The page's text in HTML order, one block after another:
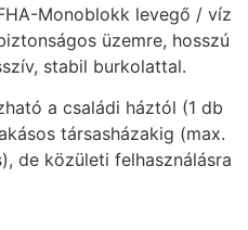
Monoblokk levegő / víz
üzemre, hosszú
stabil burkolattal.
a családi háztól (1 db
társasházakig (max.
de közületi felhasználásra